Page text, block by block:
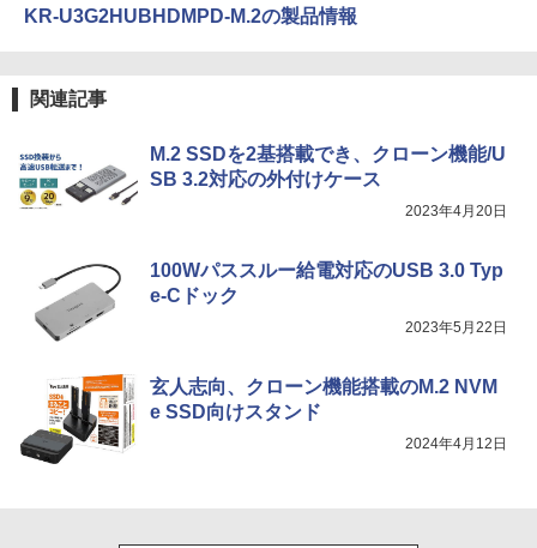
￥1,625
【Amazon.co.jp限定】 伊藤園 磨かれて、澄
] [ 水 ] [ ペットボトル ] [ 箱買い ] [ ストック
] [ 水分補給 ]
スーパーの裏でヤニ吸うふたり 9巻 (デジタル
￥810
KR-U3G2HUBHDMPD-M.2の製品情報
関連記事
M.2 SSDを2基搭載でき、クローン機能/U
SB 3.2対応の外付けケース
2023年4月20日
100Wパススルー給電対応のUSB 3.0 Typ
e-Cドック
2023年5月22日
玄人志向、クローン機能搭載のM.2 NVM
e SSD向けスタンド
2024年4月12日